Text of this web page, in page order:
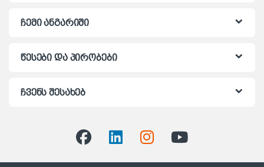
ჩემი ანგარიში
წესები და პირობები
ჩვენს შესახებ